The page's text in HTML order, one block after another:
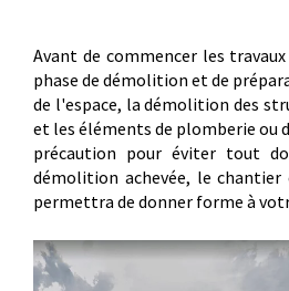
Avant de commencer les
phase de démolition et de
de l'espace, la démolition des
et les éléments de plomberie ou
précaution pour éviter tout
démolition achevée, le
permettra de donner forme à